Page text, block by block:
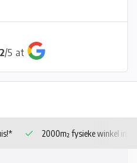
/5 at
2000m² fysieke winkel in